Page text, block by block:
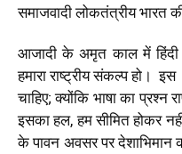
समाजवादी लोकतंत्रीय भारत
आजादी के अमृत काल में हिंदी
हमारा राष्ट्रीय संकल्प हो। इस
चाहिए; क्योंकि भाषा का
इसका हल, हम सीमित होकर
के पावन अवसर पर देशाभिमान